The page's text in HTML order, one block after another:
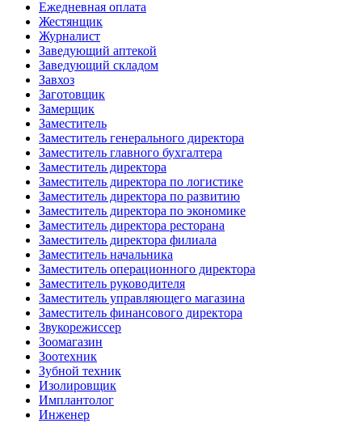
Ежедневная оплата
Жестянщик
Журналист
Заведующий аптекой
Заведующий складом
Завхоз
Заготовщик
Замерщик
Заместитель
Заместитель генерального директора
Заместитель главного бухгалтера
Заместитель директора
Заместитель директора по логистике
Заместитель директора по развитию
Заместитель директора по экономике
Заместитель директора ресторана
Заместитель директора филиала
Заместитель начальника
Заместитель операционного директора
Заместитель руководителя
Заместитель управляющего магазина
Заместитель финансового директора
Звукорежиссер
Зоомагазин
Зоотехник
Зубной техник
Изолировщик
Имплантолог
Инженер